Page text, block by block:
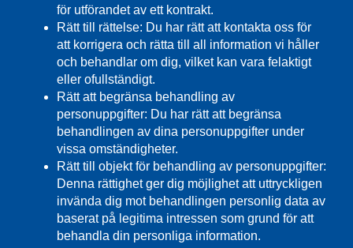
för utförandet av ett kontrakt.
Rätt till rättelse: Du har rätt att kontakta oss för
att korrigera och rätta till all information vi håller
och behandlar om dig, vilket kan vara felaktigt
eller ofullständigt.
Rätt att begränsa behandling av
personuppgifter: Du har rätt att begränsa
behandlingen av dina personuppgifter under
vissa omständigheter.
Rätt till objekt för behandling av personuppgifter:
Denna rättighet ger dig möjlighet att uttryckligen
invända dig mot behandlingen personlig data av
baserat på legitima intressen som grund för att
behandla din personliga information.